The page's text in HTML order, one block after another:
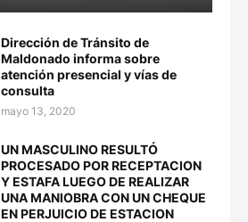
Dirección de Tránsito de
Maldonado informa sobre
atención presencial y vías de
consulta
mayo 13, 2020
UN MASCULINO RESULTÓ
PROCESADO POR RECEPTACION
Y ESTAFA LUEGO DE REALIZAR
UNA MANIOBRA CON UN CHEQUE
EN PERJUICIO DE ESTACION